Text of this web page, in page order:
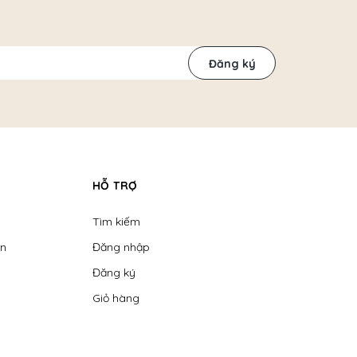
Đăng ký
HỖ TRỢ
Tìm kiếm
Đăng nhập
Đăng ký
Giỏ hàng